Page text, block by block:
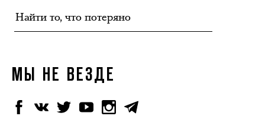
МЫ НЕ ВЕЗДЕ